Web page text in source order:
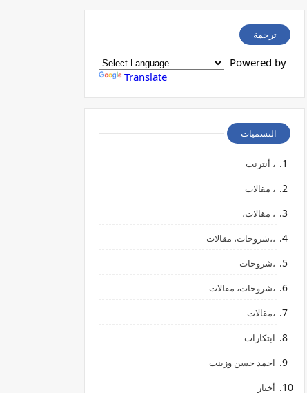
ترجمة
Powered by
Translate
التسميات
، أنترنت
، مقالات
، مقالات،
،،شروحات، مقالات
،شروحات
،شروحات، مقالات
،مقالات
ابتكارات
احمد حسن وزينب
أخبار